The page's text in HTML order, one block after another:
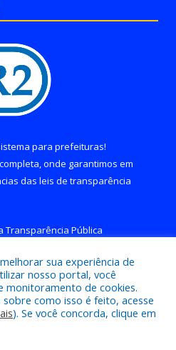
para prefeituras!
completa, onde garantimos em
das leis de transparência
Transparência Pública
a Prefeitura de Brejo Grande do
sua experiência de
nosso portal, você
monitoramento de cookies.
como isso é feito, acesse
). Se você concorda, clique em